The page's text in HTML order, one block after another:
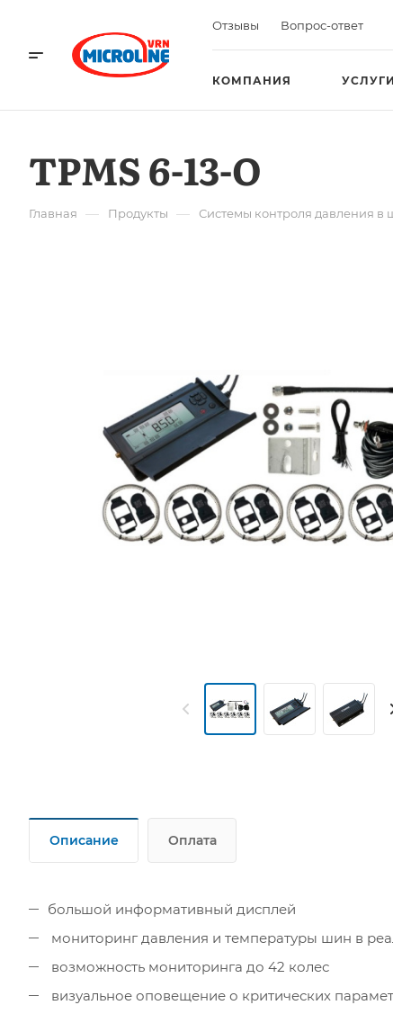
Отзывы Вопрос-ответ
КОМПАНИЯ УСЛУГИ
TPMS 6-13-O
Главная — Продукты — Системы контроля давления в
Описание Оплата
большой информативный дисплей
мониторинг давления и температуры шин в
возможность мониторинга до 42 колес
визуальное оповещение о критических